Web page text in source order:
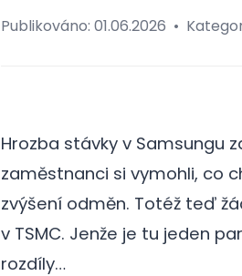
Publikováno: 01.06.2026 •
Hrozba stávky v Samsungu
zaměstnanci si vymohli, co
zvýšení odměn. Totéž teď
v TSMC. Jenže je tu jeden
rozdíly…